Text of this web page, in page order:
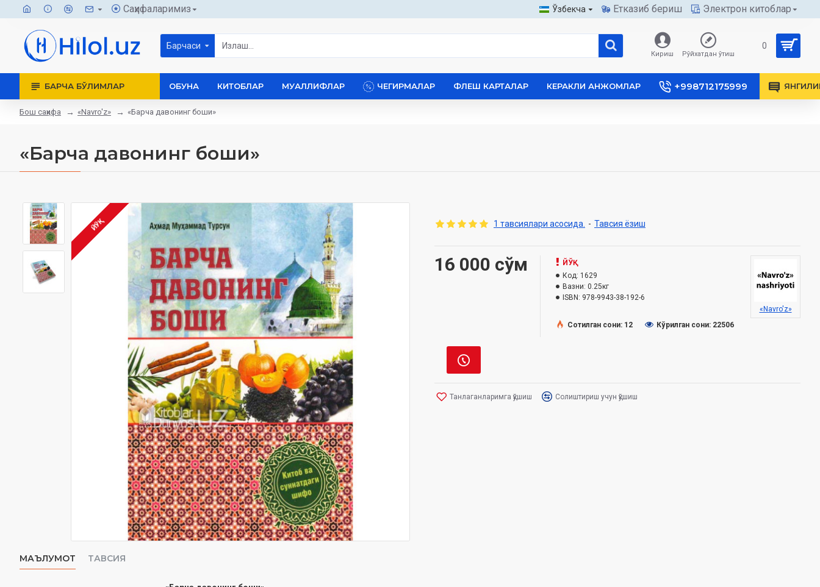
Саҳифаларимиз Ўзбекча Етказиб бериш Электрон китоблар
Барчаси
Кириш Рўйхатдан ўтиш
0
БАРЧА БЎЛИМЛАР ОБУНА КИТОБЛАР МУАЛЛИФЛАР ЧЕГИРМАЛАР ФЛЕШ КАРТАЛАР КЕРАКЛИ АНЖОМЛАР +998712175999
Бош саҳифа «Navro'z» «Барча давонинг боши»
«Барча давонинг боши»
ЙЎҚ
МАЪЛУМОТ ТАВСИЯ
1 тавсиялари асосида. - Тавсия ёзиш
16 000 сўм
ЙЎҚ
Код: 1629
Вазни: 0.25кг
ISBN: 978-9943-38-192-6
«Navro'z»
Сотилган сони: 12
Кўрилган сони: 22506
Танлаганларимга қўшиш Солиштириш учун қўшиш